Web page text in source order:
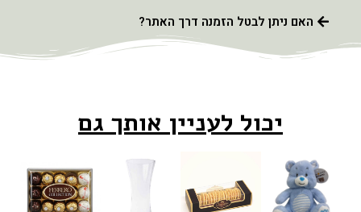
האם ניתן לבטל הזמנה דרך האתר?
יכול לעניין אותך גם